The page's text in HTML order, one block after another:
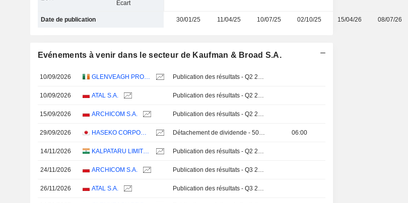
Ecart
Date de publication 30/01/25 11/04/25 10/07/25 02/10/25 15/04/26 08/07/26
Evénements à venir dans le secteur de Kaufman & Broad S.A.
10/09/2026 GLENVEAGH PROPERTIES PLC Publication des résultats - Q2 2026
10/09/2026 ATAL S.A. Publication des résultats - Q2 2026
15/09/2026 ARCHICOM S.A. Publication des résultats - Q2 2026
29/09/2026 HASEKO CORPORATION Détachement de dividende - 50 JPY 06:00
14/11/2026 KALPATARU LIMITED Publication des résultats - Q2 2027
24/11/2026 ARCHICOM S.A. Publication des résultats - Q3 2026
26/11/2026 ATAL S.A. Publication des résultats - Q3 2026